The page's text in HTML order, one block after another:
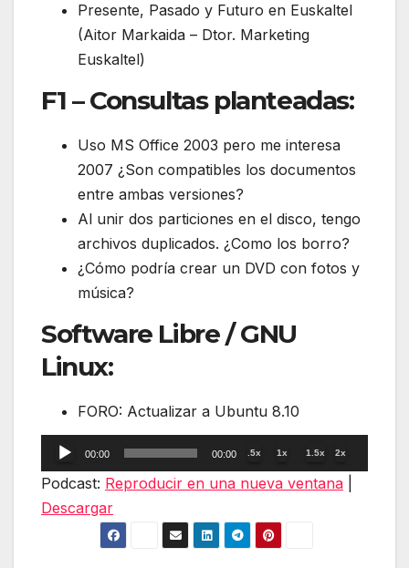
Presente, Pasado y Futuro en Euskaltel
(Aitor Markaida – Dtor. Marketing
Euskaltel)
F1 – Consultas planteadas:
Uso MS Office 2003 pero me interesa
2007 ¿Son compatibles los documentos
entre ambas versiones?
Al unir dos particiones en el disco, tengo
archivos duplicados. ¿Como los borro?
¿Cómo podría crear un DVD con fotos y
música?
Software Libre / GNU
Linux:
FORO: Actualizar a Ubuntu 8.10
Reproductor
de
00:00 00:00 .5x 1x 1.5x 2x
Podcast: Reproducir en una nueva ventana
Descargar